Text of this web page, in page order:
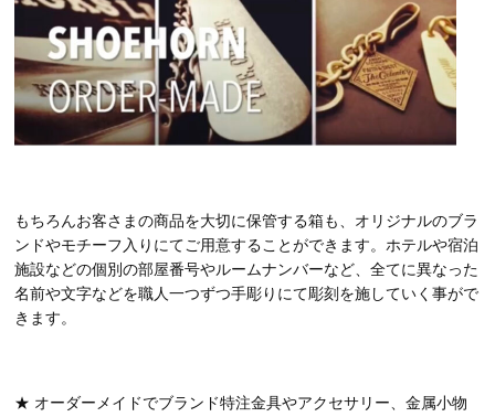
もちろんお客さまの商品を大切に保管する箱も、オリジナルのブラ
ンドやモチーフ入りにてご用意することができます。ホテルや宿泊
施設などの個別の部屋番号やルームナンバーなど、全てに異なった
名前や文字などを職人一つずつ手彫りにて彫刻を施していく事がで
きます。
★ オーダーメイドでブランド特注金具やアクセサリー、金属小物